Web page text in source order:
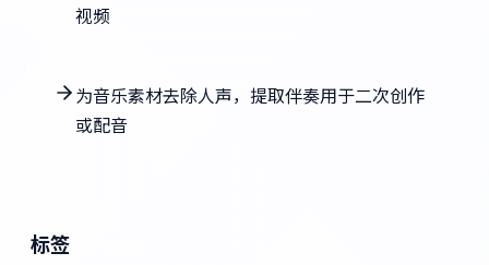
视频
为音乐素材去除人声，提取伴奏用于二次创作
或配音
标签